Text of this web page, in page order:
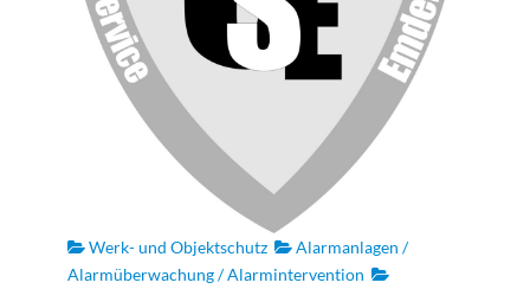
Werk- und Objektschutz
Alarmanlagen /
Alarmüberwachung / Alarmintervention